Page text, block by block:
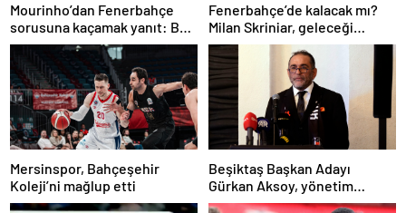
Mourinho’dan Fenerbahçe
sorusuna kaçamak yanıt: Bu
soruyu anlamadım
Fenerbahçe’de kalacak mı?
Milan Skriniar, geleceği
hakkında konuştu
Mersinspor, Bahçeşehir
Koleji’ni mağlup etti
Beşiktaş Başkan Adayı
Gürkan Aksoy, yönetim
kurulunu tanıttı